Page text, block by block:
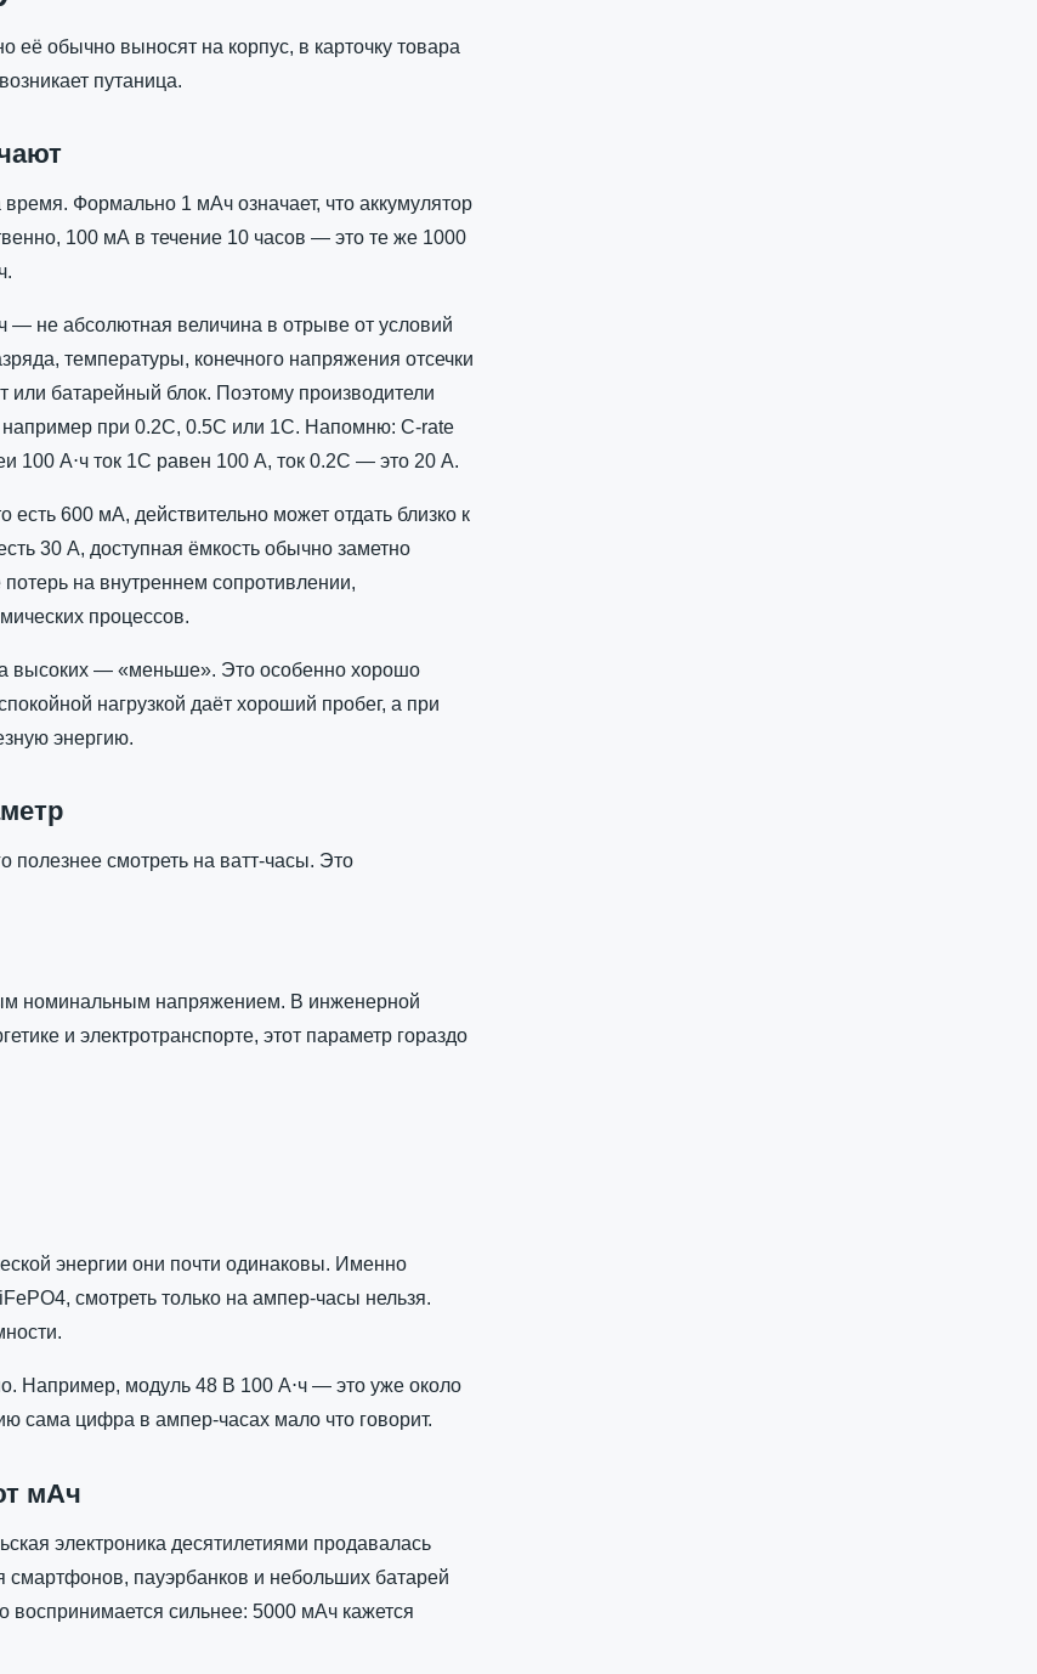
обычно выносят на корпус, в карточку товара
путаница.
Формально 1 мАч означает, что аккумулятор
100 мА в течение 10 часов — это те же 1000
— не абсолютная величина в отрыве от условий
температуры, конечного напряжения отсечки
или батарейный блок. Поэтому производители
при 0.2C, 0.5C или 1C. Напомню: C-rate
100 А⋅ч ток 1C равен 100 А, ток 0.2C — это 20 А.
600 мА, действительно может отдать близко к
30 А, доступная ёмкость обычно заметно
на внутреннем сопротивлении,
процессов.
высоких — «меньше». Это особенно хорошо
нагрузкой даёт хороший пробег, а при
энергию.
полезнее смотреть на ватт-часы. Это
номинальным напряжением. В инженерной
и электротранспорте, этот параметр гораздо
энергии они почти одинаковы. Именно
смотреть только на ампер-часы нельзя.
Например, модуль 48 В 100 А⋅ч — это уже около
сама цифра в ампер-часах мало что говорит.
мАч
электроника десятилетиями продавалась
пауэрбанков и небольших батарей
воспринимается сильнее: 5000 мАч кажется